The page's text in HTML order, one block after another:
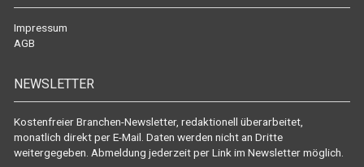
Impressum
AGB
NEWSLETTER
Kostenfreier Branchen-Newsletter, redaktionell überarbeitet,
monatlich direkt per E-Mail. Daten werden nicht an Dritte
weitergegeben. Abmeldung jederzeit per Link im Newsletter möglich.